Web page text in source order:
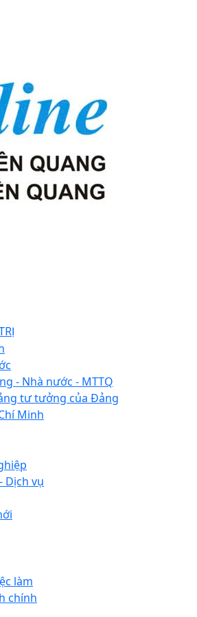
- Nhà nước - MTTQ
tư tưởng của Đảng
Minh
Dịch vụ
làm
chính